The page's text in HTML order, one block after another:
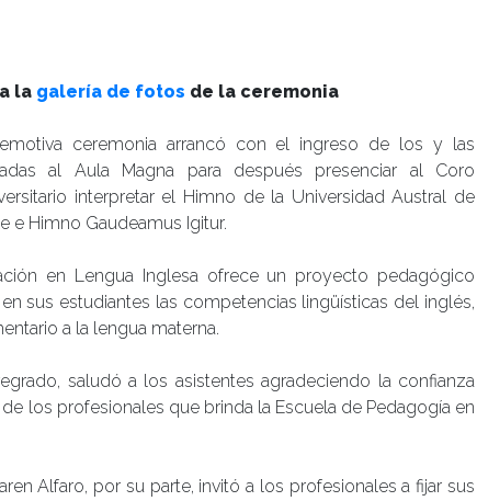
la galería de fotos de la ceremonia
ceremonia arrancó con el ingreso de los y las
al Aula Magna para después presenciar al Coro
interpretar el Himno de la Universidad Austral de
e Himno Gaudeamus Igitur.
en Lengua Inglesa ofrece un proyecto pedagógico
sus estudiantes las competencias lingüísticas del inglés,
a la lengua materna.
saludó a los asistentes agradeciendo la confianza
los profesionales que brinda la Escuela de Pedagogía en
Alfaro, por su parte, invitó a los profesionales a fijar sus